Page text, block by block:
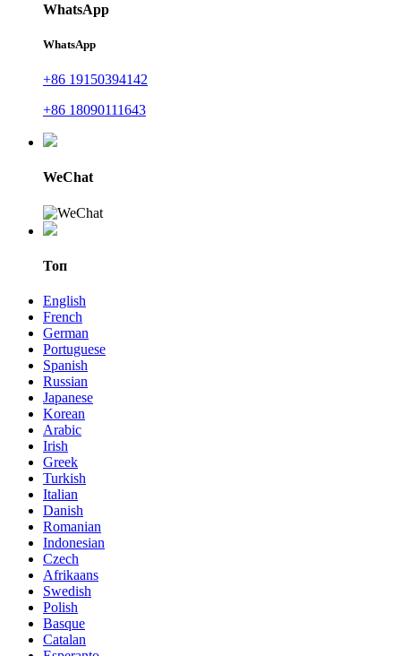
WhatsApp
WhatsApp
+86 19150394142
+86 18090111643
WeChat
Топ
English
French
German
Portuguese
Spanish
Russian
Japanese
Korean
Arabic
Irish
Greek
Turkish
Italian
Danish
Romanian
Indonesian
Czech
Afrikaans
Swedish
Polish
Basque
Catalan